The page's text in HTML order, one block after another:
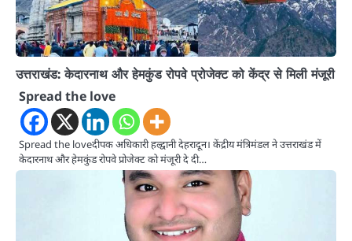
उत्तराखंड: केदारनाथ और हेमकुंड रोपवे प्रोजेक्ट को केंद्र से मिली मंजूरी
Spread the love
Spread the loveदीपक अधिकारी हल्द्वानी देहरादून। केंद्रीय मंत्रिमंडल ने उत्तराखंड में
केदारनाथ और हेमकुंड रोपवे प्रोजेक्ट को मंजूरी दे दी…